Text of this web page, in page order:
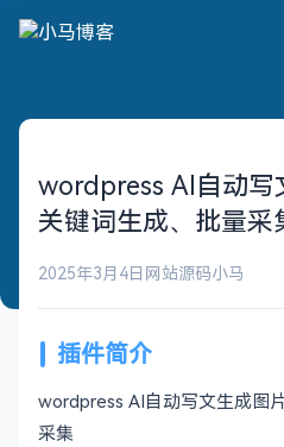
wordpress AI自动写
关键词生成、批量采
2025年3月4日 网站源码小马
插件简介
wordpress AI自动写文生成图
采集